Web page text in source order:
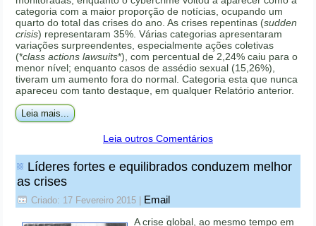
categoria com a maior proporção de notícias, ocupando um
quarto do total das crises do ano. As crises repentinas (sudden
crisis) representaram 35%. Várias categorias apresentaram
variações surpreendentes, especialmente ações coletivas
(*class actions lawsuits*), com percentual de 2,24% caiu para o
menor nível; enquanto casos de assédio sexual (15,26%),
tiveram um aumento fora do normal. Categoria esta que nunca
apareceu com tanto destaque, em qualquer Relatório anterior.
Leia mais...
Leia outros Comentários
Líderes fortes e equilibrados conduzem melhor
as crises
Criado: 17 Fevereiro 2015 Email
A crise global, ao mesmo tempo em